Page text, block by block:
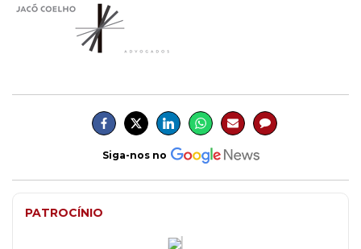
Siga-nos no
PATROCÍNIO